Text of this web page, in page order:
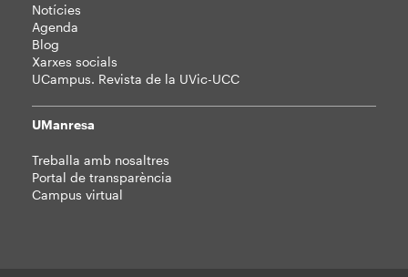
Notícies
Agenda
Blog
Xarxes socials
UCampus. Revista de la UVic-UCC
UManresa
Treballa amb nosaltres
Portal de transparència
Campus virtual